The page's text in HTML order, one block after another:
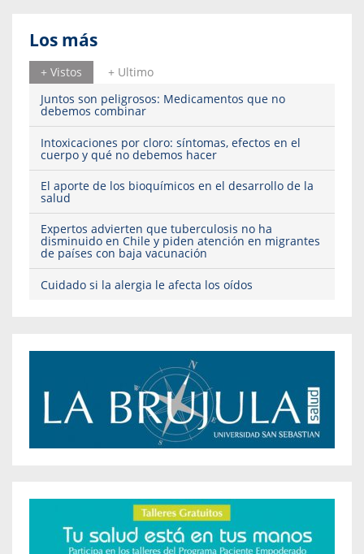
Los más
+ Vistos
+ Ultimo
Juntos son peligrosos: Medicamentos que no
debemos combinar
Intoxicaciones por cloro: síntomas, efectos en el
cuerpo y qué no debemos hacer
El aporte de los bioquímicos en el desarrollo de la
salud
Expertos advierten que tuberculosis no ha
disminuido en Chile y piden atención en migrantes
de países con baja vacunación
Cuidado si la alergia le afecta los oídos